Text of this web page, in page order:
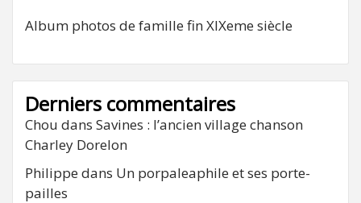
Album photos de famille fin XIXeme siècle
Derniers commentaires
Chou dans Savines : l’ancien village chanson
Charley Dorelon
Philippe dans Un porpaleaphile et ses porte-
pailles